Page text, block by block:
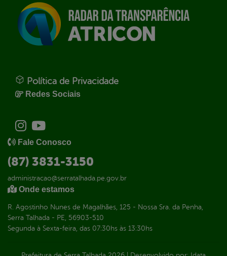
Política de Privacidade
Redes Sociais
Fale Conosco
(87) 3831-3150
administracao@serratalhada.pe.gov.br
Onde estamos
R. Agostinho Nunes de Magalhães, 125 - Nossa Sra. da Penha,
Serra Talhada - PE, 56903-510
Segunda à Sexta-feira, das 07:30hs às 13:30hs